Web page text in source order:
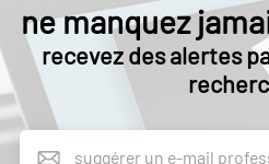
ne manquez
recevez des alertes